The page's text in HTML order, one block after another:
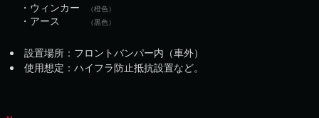
・ウィンカー （橙色）
・アース （黒色）
設置場所：フロントバンパー内（車外）
使用想定：ハイフラ防止抵抗設置など。